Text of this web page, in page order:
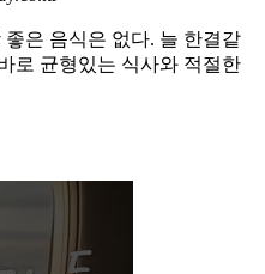
은 음식은 없다. 늘 한결같
로 균형있는 식사와 적절한